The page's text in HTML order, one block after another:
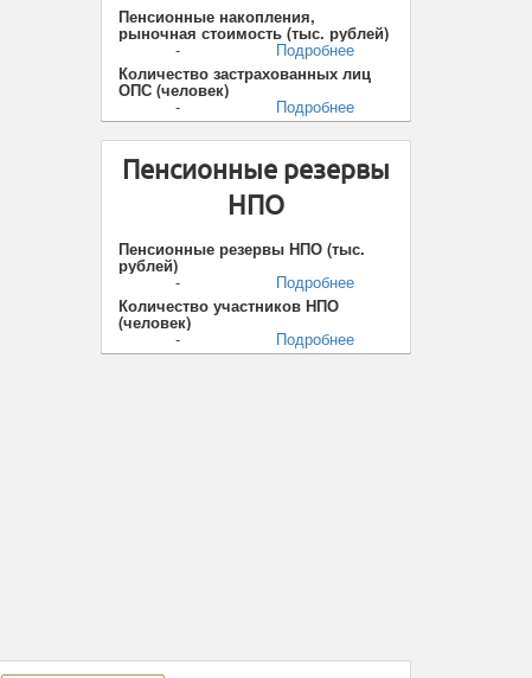
Пенсионные накопления,
рыночная стоимость (тыс. рублей)
-
Подробнее
Количество застрахованных лиц
ОПС (человек)
- Подробнее
Пенсионные резервы
НПО
Пенсионные резервы НПО (тыс.
рублей)
-
Подробнее
Количество участников НПО
(человек)
- Подробнее